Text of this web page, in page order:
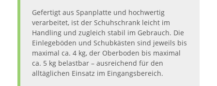
Gefertigt aus Spanplatte und hochwertig
verarbeitet, ist der Schuhschrank leicht im
Handling und zugleich stabil im Gebrauch. Die
Einlegeböden und Schubkästen sind jeweils bis
maximal ca. 4 kg, der Oberboden bis maximal
ca. 5 kg belastbar – ausreichend für den
alltäglichen Einsatz im Eingangsbereich.